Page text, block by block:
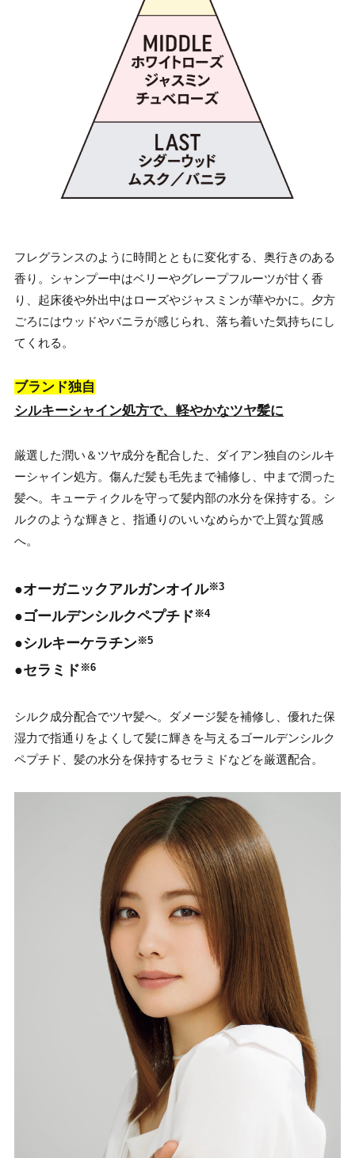
フレグランスのように時間とともに変化する、奥行きのある
香り。シャンプー中はベリーやグレープフルーツが甘く香
り、起床後や外出中はローズやジャスミンが華やかに。夕方
ごろにはウッドやバニラが感じられ、落ち着いた気持ちにし
てくれる。
ブランド独自
シルキーシャイン処方で、軽やかなツヤ髪に
厳選した潤い＆ツヤ成分を配合した、ダイアン独自のシルキ
ーシャイン処方。傷んだ髪も毛先まで補修し、中まで潤った
髪へ。キューティクルを守って髪内部の水分を保持する。シ
ルクのような輝きと、指通りのいいなめらかで上質な質感
へ。
●オーガニックアルガンオイル※3
●ゴールデンシルクペプチド ※4
●シルキーケラチン※5
●セラミド ※6
シルク成分配合でツヤ髪へ。ダメージ髪を補修し、優れた保
湿力で指通りをよくして髪に輝きを与えるゴールデンシルク
ペプチド、髪の水分を保持するセラミドなどを厳選配合。